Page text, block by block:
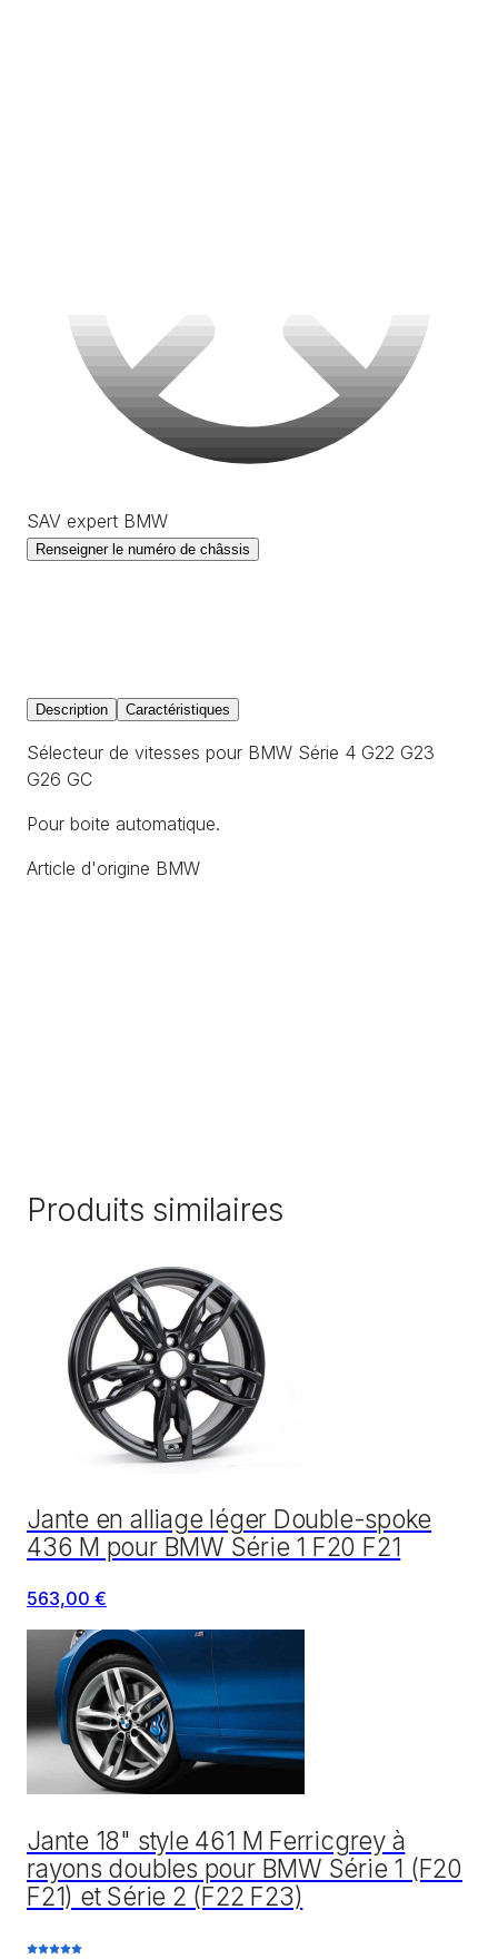
SAV expert BMW
Renseigner le numéro de châssis
Description Caractéristiques
Sélecteur de vitesses pour BMW Série 4 G22 G23
G26 GC
Pour boite automatique.
Article d'origine BMW
Produits similaires
Jante en alliage léger Double-spoke
436 M pour BMW Série 1 F20 F21
563,00 €
Jante 18" style 461 M Ferricgrey à
rayons doubles pour BMW Série 1 (F20
F21) et Série 2 (F22 F23)